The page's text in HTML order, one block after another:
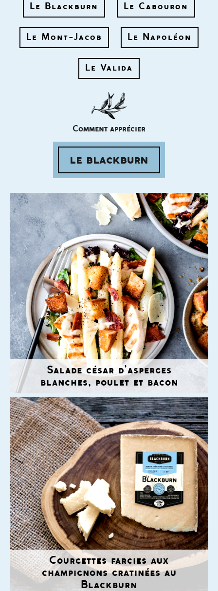
Le Blackburn Le Cabouron
Le Mont-Jacob Le Napoléon
Le Valida
Comment apprécier
le blackburn
Salade césar d’asperges
blanches, poulet et bacon
Courgettes farcies aux
champignons gratinées au
Blackburn